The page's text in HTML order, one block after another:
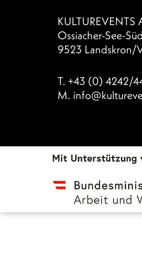
KULTUREVENTS
Ossiacher-See-
9523 Landskron/
T. +43 (0) 4242/
M.